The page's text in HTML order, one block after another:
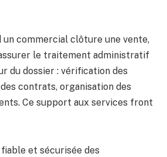
un commercial clôture une vente,
le traitement administratif
du dossier : vérification des
contrats, organisation des
Ce support aux services front
et sécurisée des